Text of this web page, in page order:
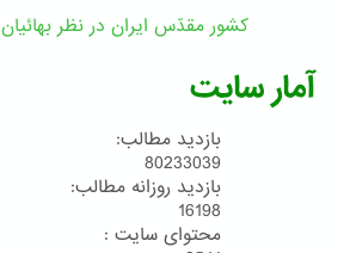
کشور مقدّس ایران در نظر بهائیان
آمار سایت
بازدید مطالب:
80233039
بازدید روزانه مطالب:
16198
محتوای سایت :